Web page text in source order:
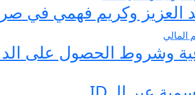
وكريم فهمي في صراع
وشروط الحصول على